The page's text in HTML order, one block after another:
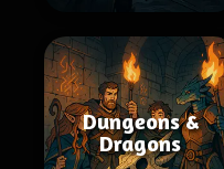
Dungeons &
Dragons